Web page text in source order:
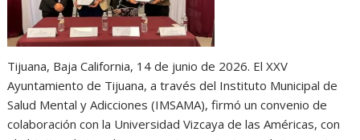
Tijuana, Baja California, 14 de junio de 2026. El XXV
Ayuntamiento de Tijuana, a través del Instituto Municipal de
Salud Mental y Adicciones (IMSAMA), firmó un convenio de
colaboración con la Universidad Vizcaya de las Américas, con